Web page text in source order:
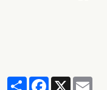
PartagerFacebook
X